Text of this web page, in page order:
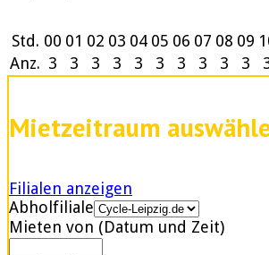
Std. 00 01 02 03 04 05 06 07 08 09
Anz. 3 3 3 3 3 3 3 3 3 3
Mietzeitraum
Filialen anzeigen
Abholfiliale
Mieten von (Datum und Zeit)